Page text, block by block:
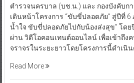
ตำรวจนครบาล (บช.น.) และ กองบังคับก
เดินหน้าโครงการ “ขับขี่ปลอดภัย” สู่ปีที่
น้ำใจ ขับขี่ปลอดภัยไปกับน้องส่งสุข” โด
ผ่าน วิดีโอคอนเทนต์ออนไลน์ เพื่อเข้าถึง
จราจรในระยะยาวโดยโครงการนี้ดำเนิ
Read More